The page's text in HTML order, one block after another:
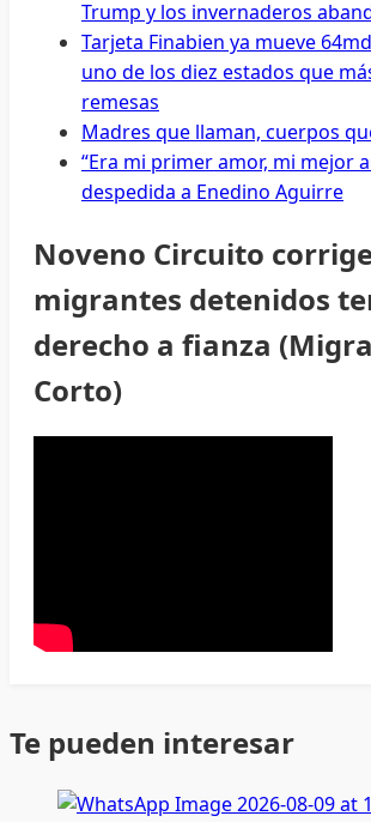
Trump y los invernaderos
Tarjeta Finabien ya mueve
uno de los diez estados que
remesas
Madres que llaman, cuerpos
“Era mi primer amor, mi mejor
despedida a Enedino Aguirre
Noveno Circuito corrige
migrantes detenidos
derecho a fianza
Corto)
Te pueden interesar